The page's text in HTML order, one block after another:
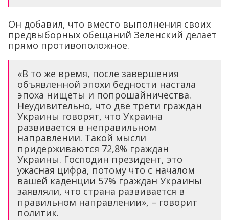
Он добавил, что вместо выполнения своих
предвыборных обещаний Зеленский делает
прямо противоположное.
«В то же время, после завершения
объявленной эпохи бедности настала
эпоха нищеты и попрошайничества.
Неудивительно, что две трети граждан
Украины говорят, что Украина
развивается в неправильном
направлении. Такой мысли
придерживаются 72,8% граждан
Украины. Господин президент, это
ужасная цифра, потому что с началом
вашей каденции 57% граждан Украины
заявляли, что страна развивается в
правильном направлении», – говорит
политик.